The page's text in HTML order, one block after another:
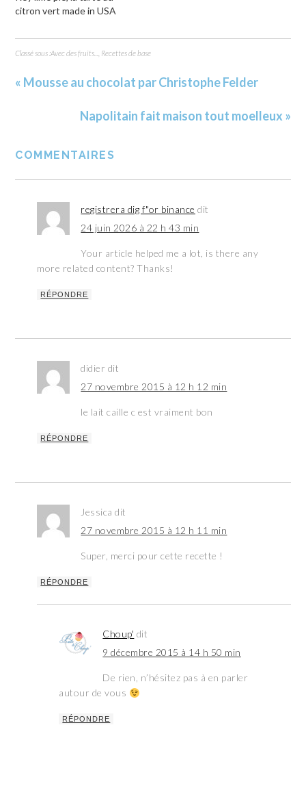
citron vert made in USA
Classé sous :Avec des fruits... Recettes de base
« Mousse au chocolat par Christophe Felder
Napolitain fait maison tout moelleux »
COMMENTAIRES
registrera dig f"or binance dit
24 juin 2026 à 22 h 43 min
Your article helped me a lot, is there any
more related content? Thanks!
RÉPONDRE
didier dit
27 novembre 2015 à 12 h 12 min
le lait caille c est vraiment bon
RÉPONDRE
Jessica dit
27 novembre 2015 à 12 h 11 min
Super, merci pour cette recette !
RÉPONDRE
Choup' dit
9 décembre 2015 à 14 h 50 min
De rien, n’hésitez pas à en parler
autour de vous
RÉPONDRE